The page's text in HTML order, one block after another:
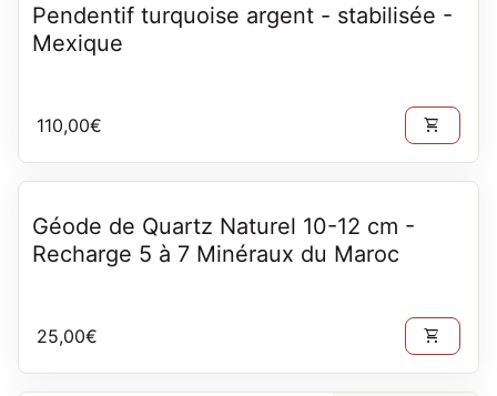
Pendentif turquoise argent - stabilisée -
Mexique
Prix normal
110,00€ shopping_cart
Géode de Quartz Naturel 10-12 cm -
Recharge 5 à 7 Minéraux du Maroc
Prix normal
25,00€ shopping_cart